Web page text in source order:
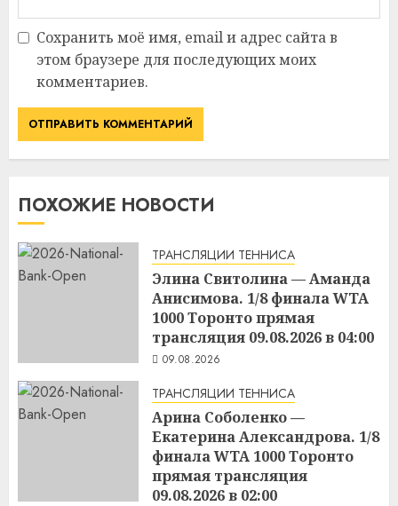
Сохранить моё имя, email и адрес сайта в
этом браузере для последующих моих
комментариев.
ПОХОЖИЕ НОВОСТИ
ТРАНСЛЯЦИИ ТЕННИСА
Элина Свитолина — Аманда
Анисимова. 1/8 финала WTA
1000 Торонто прямая
трансляция 09.08.2026 в 04:00
09.08.2026
ТРАНСЛЯЦИИ ТЕННИСА
Арина Соболенко —
Екатерина Александрова. 1/8
финала WTA 1000 Торонто
прямая трансляция
09.08.2026 в 02:00